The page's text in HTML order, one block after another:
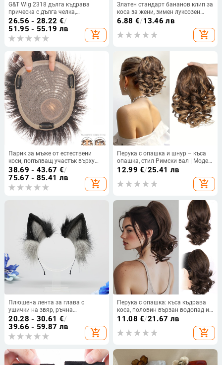
G&T Wig 2318 дълга къдрава
прическа с дълга челка,
високотемпературна нишка, за
дами
26.56 - 28.22 €/
51.95 - 55.19 лв
add_shopping_cart
Златен стандарт бананов клип за
коса за жени, зимен луксозен
стил, вертикален клип за тилната
част, модерен аксесоар за коса
6.88 €/13.46 лв
add_shopping_cart
Парик за мъже от естествени
коси, попълващ участък върху
темето, прав, лек и дишащ, може
да се боядисва и къдри.
38.69 - 43.67 €/
75.67 - 85.41 лв
add_shopping_cart
Перука с опашка и шнур – къса
опашка, стил Римски вал | Модел
py284; коса в снопчета;
термоустойчива тел; механизъм
12.99 €/25.41 лв
add_shopping_cart
Плюшена лента за глава с
ушички на звяр, ръчна
изработка, карикатурен вълчи
дизайн, унисекс
20.28 - 30.61 €/
39.66 - 59.87 лв
add_shopping_cart
Перука с опашка: къса къдрава
коса, половин вързан водопад и
щипка за закрепване,
фибър
11.08 €/21.67 лв
add_shopping_cart